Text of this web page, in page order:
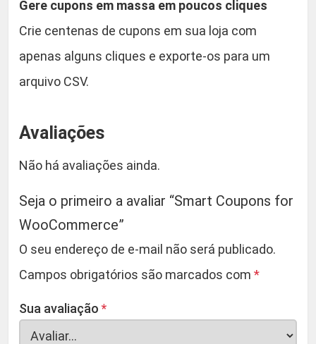
Gere cupons em massa em poucos cliques
Crie centenas de cupons em sua loja com
apenas alguns cliques e exporte-os para um
arquivo CSV.
Avaliações
Não há avaliações ainda.
Seja o primeiro a avaliar “Smart Coupons for
WooCommerce”
O seu endereço de e-mail não será publicado.
Campos obrigatórios são marcados com *
Sua avaliação *